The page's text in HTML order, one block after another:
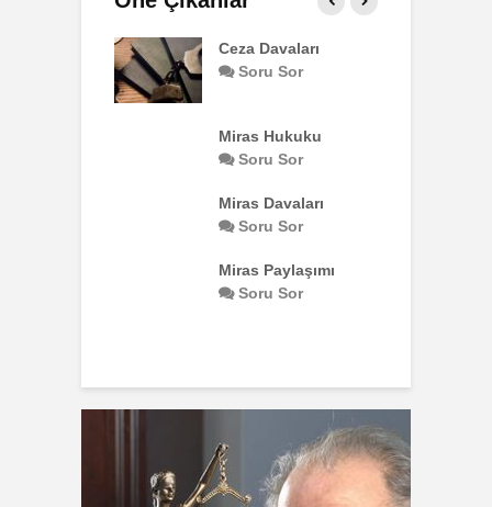
Ağır Ceza Davaları
Soru Sor